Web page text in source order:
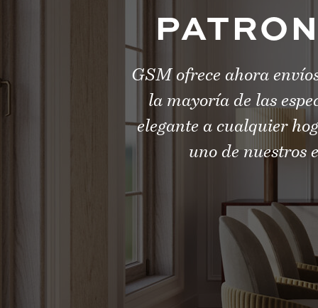
GSM ofrece ahora
la mayoría de las
elegante a cualquier
uno de nuestros